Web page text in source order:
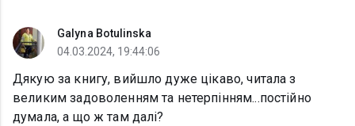
Galyna Botulinska
04.03.2024, 19:44:06
Дякую за книгу, вийшло дуже цікаво, читала з
великим задоволенням та нетерпінням...постійно
думала, а що ж там далі?